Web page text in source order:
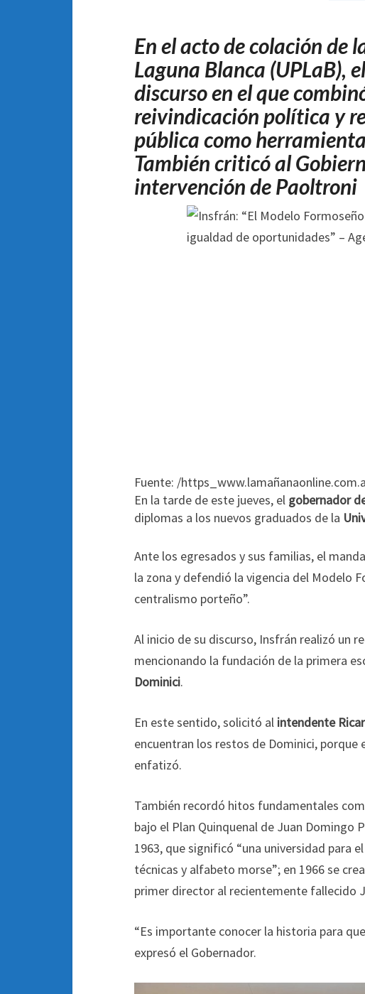
En el acto de colación de
Laguna Blanca (UPLaB),
discurso en el que
reivindicación política y
pública como
También criticó al
intervención de Paoltroni
Fuente: /
En la tarde de este jueves, el gobernador
diplomas a los nuevos graduados de la
Ante los egresados y sus familias, el
la zona y defendió la vigencia del Modelo
centralismo porteño”.
Al inicio de su discurso, Insfrán realizó un
mencionando la fundación de la primera
Dominici.
En este sentido, solicitó al intendente
encuentran los restos de Dominici, porque
enfatizó.
También recordó hitos fundamentales
bajo el Plan Quinquenal de Juan Domingo
1963, que significó “una universidad para
técnicas y alfabeto morse”; en 1966 se
primer director al recientemente fallecido
“Es importante conocer la historia para
expresó el Gobernador.